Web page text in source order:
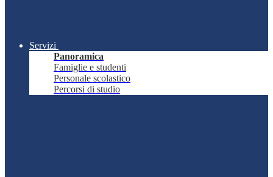
Servizi
Panoramica
Famiglie e studenti
Personale scolastico
Percorsi di studio